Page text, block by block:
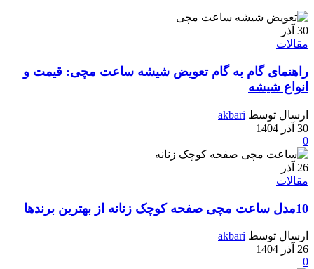
30 آذر
مقالات
راهنمای گام به گام تعویض شیشه ساعت مچی: قیمت و
انواع شیشه
ارسال توسط akbari
30 آذر 1404
0
26 آذر
مقالات
10مدل ساعت مچی صفحه کوچک زنانه از بهترین برندها
ارسال توسط akbari
26 آذر 1404
0